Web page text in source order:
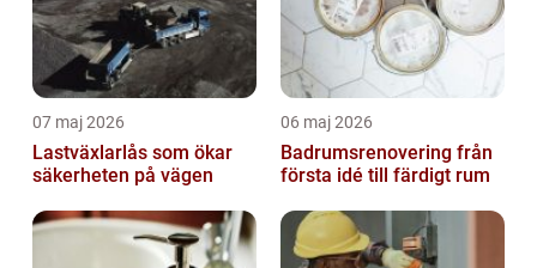
07 maj 2026
Lastväxlarlås som ökar
säkerheten på vägen
06 maj 2026
Badrumsrenovering från
första idé till färdigt rum